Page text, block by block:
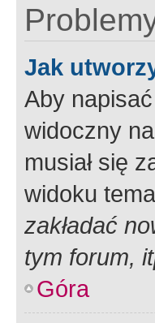
Jak
Aby
widoczny
musiał się
widoku
zakładać
tym forum,
Góra